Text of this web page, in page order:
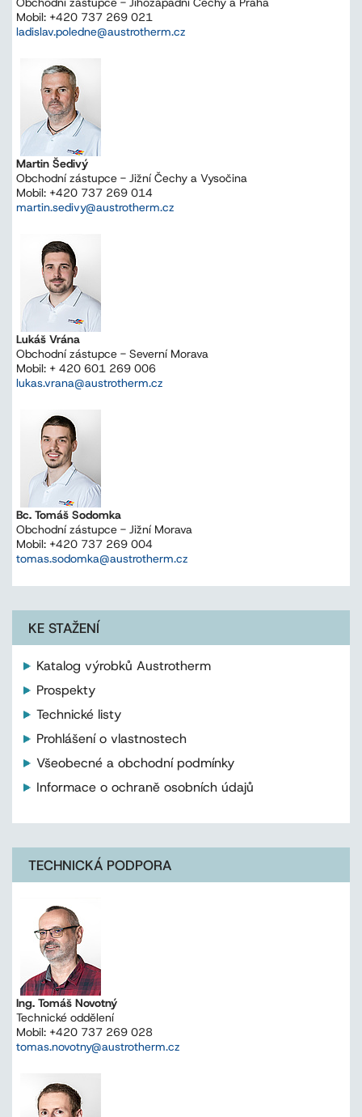
Mobil: +420 737 269 021
ladislav.poledne@austrotherm.cz
Martin Šedivý
Obchodní zástupce - Jižní Čechy a Vysočina
Mobil: +420 737 269 014
martin.sedivy@austrotherm.cz
Lukáš Vrána
Obchodní zástupce - Severní Morava
Mobil: + 420 601 269 006
lukas.vrana@austrotherm.cz
Bc. Tomáš Sodomka
Obchodní zástupce - Jižní Morava
Mobil: +420 737 269 004
tomas.sodomka@austrotherm.cz
KE STAŽENÍ
Katalog výrobků Austrotherm
Prospekty
Technické listy
Prohlášení o vlastnostech
Všeobecné a obchodní podmínky
Informace o ochraně osobních údajů
TECHNICKÁ PODPORA
Ing. Tomáš Novotný
Technické oddělení
Mobil: +420 737 269 028
tomas.novotny@austrotherm.cz